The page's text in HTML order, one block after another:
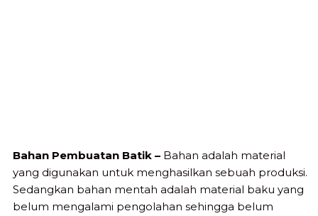
Bahan Pembuatan Batik – Bahan adalah material
yang digunakan untuk menghasilkan sebuah produksi.
Sedangkan bahan mentah adalah material baku yang
belum mengalami pengolahan sehingga belum